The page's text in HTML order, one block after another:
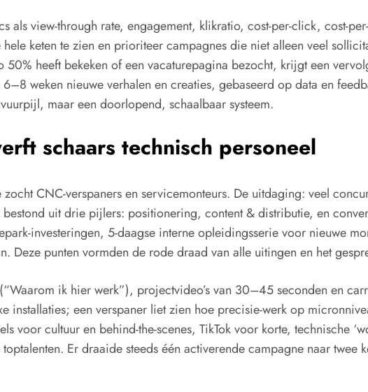
als view-through rate, engagement, klikratio, cost-per-click, cost-
keten te zien en prioriteer campagnes die niet alleen veel
heeft bekeken of een vacaturepagina bezocht, krijgt een
weken nieuwe verhalen en creaties, gebaseerd op data en
maar een doorlopend, schaalbaar systeem.
schaars technisch personeel
CNC-verspaners en servicemonteurs. De uitdaging: veel
uit drie pijlers: positionering, content & distributie, en
investeringen, 5-daagse interne opleidingsserie voor nieuwe
Deze punten vormden de rode draad van alle uitingen en het
ik hier werk”), projectvideo’s van 30–45 seconden en
installaties; een verspaner liet zien hoe precisie-werk op
voor cultuur en behind-the-scenes, TikTok voor korte, technische
Er draaide steeds één activerende campagne naar twee